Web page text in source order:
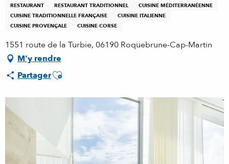
RESTAURANT RESTAURANT TRADITIONNEL
CUISINE MÉDITERRANÉENNE
CUISINE TRADITIONNELLE FRANÇAISE
CUISINE ITALIENNE
CUISINE PROVENÇALE
CUISINE CORSE
1551 route de la Turbie, 06190 Roquebrune-Cap-Martin
M'y rendre
PartagerAjouter aux favoris